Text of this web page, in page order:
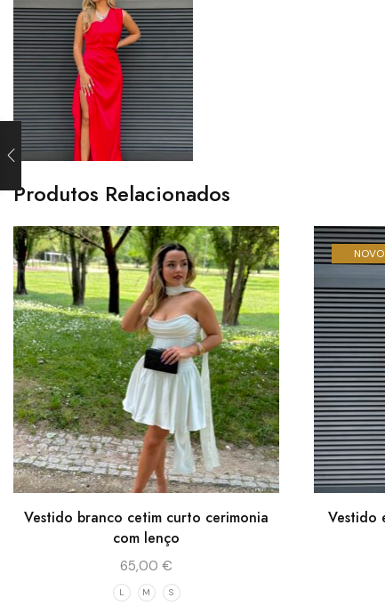
Produtos Relacionados
Vestido branco cetim curto cerimonia
com lenço
65,00€
L M S
NOVO
Vestido